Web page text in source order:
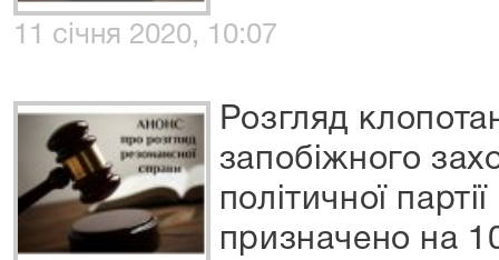
11 січня 2020, 10:07
Розгляд
запобіжного
політичної
призначено на